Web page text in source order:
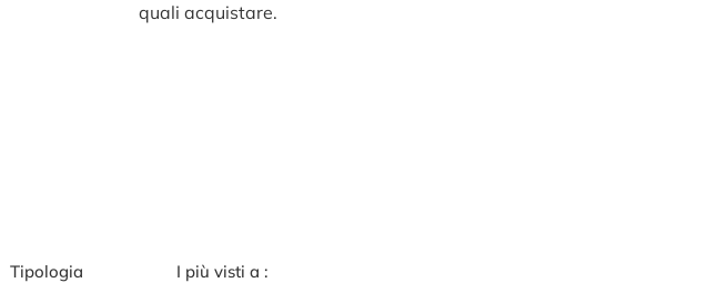
quali acquistare.
Tipologia I più visti a :